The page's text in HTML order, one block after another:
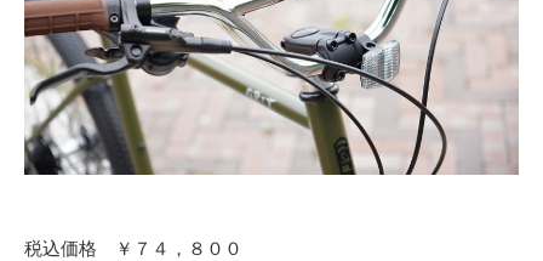
税込価格 ￥７４，８００